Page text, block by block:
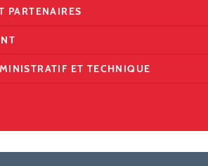
PARTENAIRES
ET TECHNIQUE